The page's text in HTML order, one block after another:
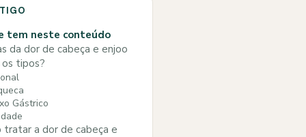
tem neste conteúdo
da dor de cabeça e enjoo
os tipos?
Gástrico
tratar a dor de cabeça e